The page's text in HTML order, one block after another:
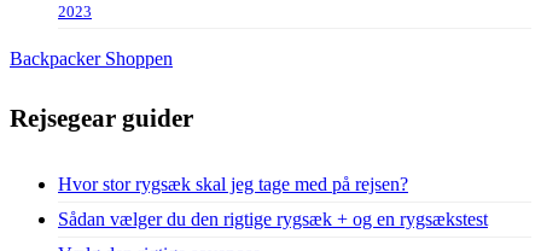
2023
Backpacker Shoppen
Rejsegear guider
Hvor stor rygsæk skal jeg tage med på rejsen?
Sådan vælger du den rigtige rygsæk + og en rygsækstest